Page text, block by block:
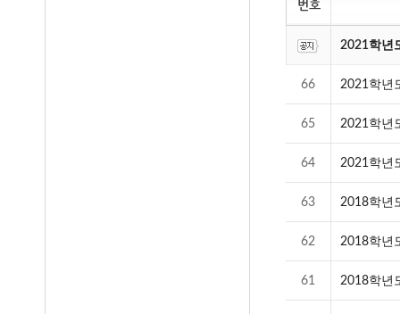
번호
2021학년
66 2021학년
65 2021학년
64 2021학년
63 2018학년
62 2018학년
61 2018학년